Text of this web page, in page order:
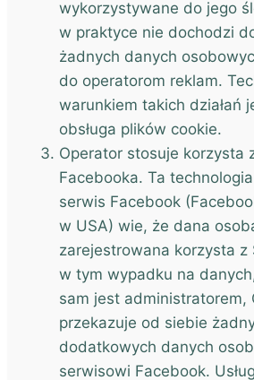
wykorzystywane do jego
w praktyce nie dochodzi
żadnych danych
do operatorom reklam.
warunkiem takich działań
obsługa plików cookie.
Operator stosuje korzysta
Facebooka. Ta
serwis Facebook
w USA) wie, że dana
zarejestrowana korzysta z
w tym wypadku na
sam jest administratorem,
przekazuje od siebie
dodatkowych danych
serwisowi Facebook.